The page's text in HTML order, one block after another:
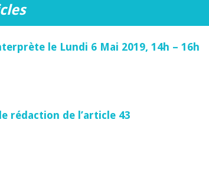
le Lundi 6 Mai 2019, 14h – 16h
rédaction de l’article 43